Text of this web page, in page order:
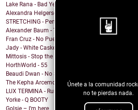
Únete a la comunidad
no te pierdas nada.
Lake Rana - Bad Year
Alexandra Helgerson - We're Never Going Out
STRETCHING - Pencil Me In
Alexander Baum - Träume
Fran Cruz - No Puedo
Jady - White Casket
Mittosis - Stop the questions
HorthWorld - 55
Beaudi Dwan - No Sense To Me
The Kepha Arcemont Experiment - Southern Boy
LUX TERMINA - Run Rabbit Run
Yorke - Q BOOTY
Golsie – I’m here